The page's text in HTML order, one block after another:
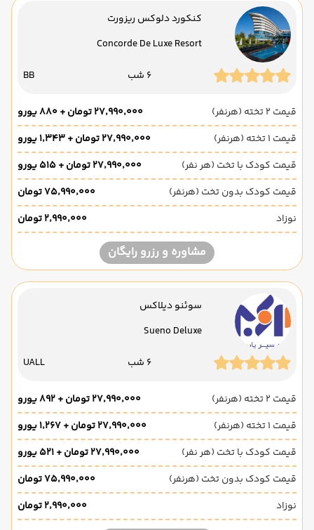
کنکورد دلوکس ریزورت
Concorde De Luxe Resort
6 شب BB
قیمت 2 تخته (هرنفر)
۲۷٬۹۹۰٬۰۰۰ تومان + ۸۸۰ یورو
قیمت 1 تخته (هرنفر)
۲۷٬۹۹۰٬۰۰۰ تومان + ۱٬۳۴۳ یورو
قیمت کودک با تخت (هر نفر)
۲۷٬۹۹۰٬۰۰۰ تومان + ۵۱۵ یورو
قیمت کودک بدون تخت (هرنفر)
۷۵٬۹۹۰٬۰۰۰ تومان
نوزاد
۲٬۹۹۰٬۰۰۰ تومان
مشاوره و رزرو رایگان
سوئنو دیلاکس
Sueno Deluxe
6 شب UALL
قیمت 2 تخته (هرنفر)
۲۷٬۹۹۰٬۰۰۰ تومان + ۸۹۲ یورو
قیمت 1 تخته (هرنفر)
۲۷٬۹۹۰٬۰۰۰ تومان + ۱٬۲۶۷ یورو
قیمت کودک با تخت (هر نفر)
۲۷٬۹۹۰٬۰۰۰ تومان + ۵۲۱ یورو
قیمت کودک بدون تخت (هرنفر)
۷۵٬۹۹۰٬۰۰۰ تومان
نوزاد
۲٬۹۹۰٬۰۰۰ تومان